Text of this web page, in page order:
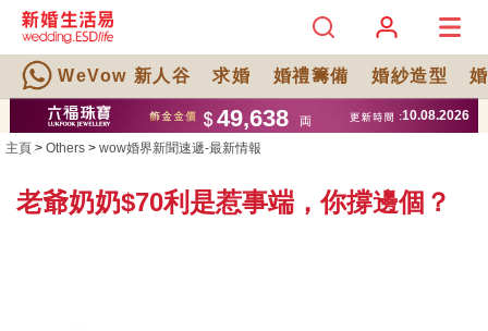
WeVow 新人谷 求婚 婚禮籌備 婚紗造型
主頁 > Others > wow婚界新聞速遞-最新情報
老爺奶奶$70利是惹事端，你撐邊個？